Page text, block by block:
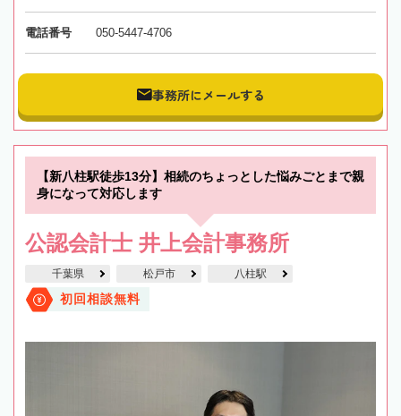
電話番号 050-5447-4706
事務所にメールする
【新八柱駅徒歩13分】相続のちょっとした悩みごとまで親
身になって対応します
公認会計士 井上会計事務所
千葉県 松戸市 八柱駅
初回相談無料